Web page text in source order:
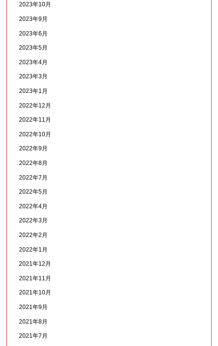
2023年10月
2023年9月
2023年6月
2023年5月
2023年4月
2023年3月
2023年1月
2022年12月
2022年11月
2022年10月
2022年9月
2022年8月
2022年7月
2022年5月
2022年4月
2022年3月
2022年2月
2022年1月
2021年12月
2021年11月
2021年10月
2021年9月
2021年8月
2021年7月